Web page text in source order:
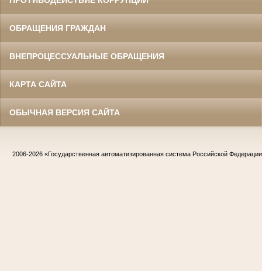
ОБРАЩЕНИЯ ГРАЖДАН
ВНЕПРОЦЕССУАЛЬНЫЕ ОБРАЩЕНИЯ
КАРТА САЙТА
ОБЫЧНАЯ ВЕРСИЯ САЙТА
2006-2026 «Государственная автоматизированная система Российской